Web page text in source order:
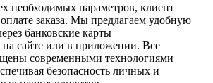
необходимых параметров, клиент
заказа. Мы предлагаем удобную
банковские карты
на сайте или в приложении. Все
современными технологиями
безопасность личных и